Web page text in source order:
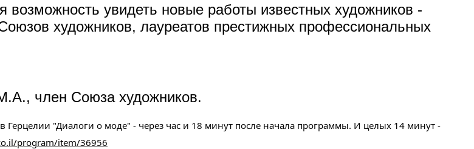
возможность увидеть новые работы известных художников -
художников, лауреатов престижных профессиональных
член Союза художников.
"Диалоги о моде" - через час и 18 минут после начала программы. И целых 14 минут -
program/item/36956